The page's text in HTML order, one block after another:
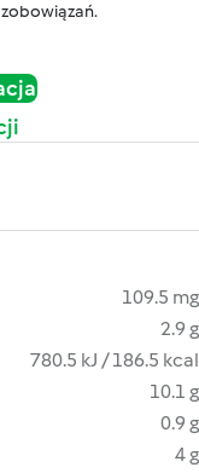
109.5 mg
2.9 g
780.5 kJ / 186.5 kcal
10.1 g
0.9 g
4 g